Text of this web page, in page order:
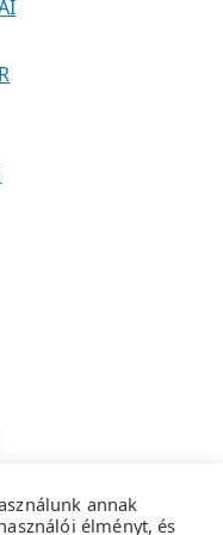
annak
élményt, és